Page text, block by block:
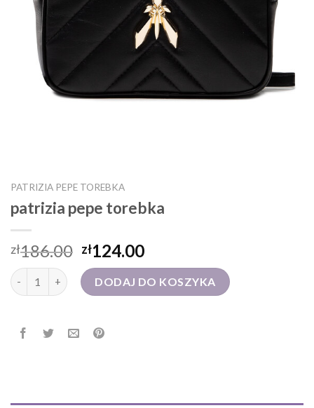
PATRIZIA PEPE TOREBKA
patrizia pepe torebka
zł186.00 zł124.00
ilość patrizia pepe torebkaDODAJ DO KOSZYKA